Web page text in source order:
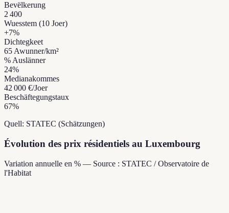
Bevëlkerung
2 400
Wuesstem (10 Joer)
+7%
Dichtegkeet
65 Awunner/km²
% Auslänner
24%
Medianakommes
42 000 €/Joer
Beschäftegungstaux
67%
Quell: STATEC (Schätzungen)
Évolution des prix résidentiels au Luxembourg
Variation annuelle en % — Source : STATEC / Observatoire de
l'Habitat